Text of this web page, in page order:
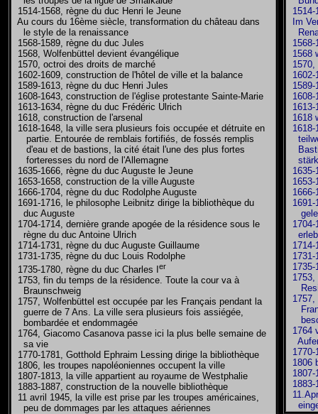
1514-1568, règne du duc Henri le Jeune
Au cours du 16ème siècle, transformation du château dans
le style de la renaissance
1568-1589, règne du duc Jules
1568, Wolfenbüttel devient évangélique
1570, octroi des droits de marché
1602-1609, construction de l'hôtel de ville et la balance
1589-1613, règne du duc Henri Jules
1608-1643, construction de l'église protestante Sainte-Marie
1613-1634, règne du duc Frédéric Ulrich
1618, construction de l'arsenal
1618-1648, la ville sera plusieurs fois occupée et détruite en
partie. Entourée de remblais fortifiés, de fossés remplis
d'eau et de bastions, la cité était l'une des plus fortes
forteresses du nord de l'Allemagne
1635-1666, règne du duc Auguste le Jeune
1653-1658, construction de la ville Auguste
1666-1704, règne du duc Rodolphe Auguste
1691-1716, le philosophe Leibnitz dirige la bibliothèque du
duc Auguste
1704-1714, dernière grande apogée de la résidence sous le
règne du duc Antoine Ulrich
1714-1731, règne du duc Auguste Guillaume
1731-1735, règne du duc Louis Rodolphe
1735-1780, règne du duc Charles Ier
1753, fin du temps de la résidence. Toute la cour va à
Braunschweig
1757, Wolfenbüttel est occupée par les Français pendant la
guerre de 7 Ans. La ville sera plusieurs fois assiégée,
bombardée et endommagée
1764, Giacomo Casanova passe ici la plus belle semaine de
sa vie
1770-1781, Gotthold Ephraim Lessing dirige la bibliothèque
1806, les troupes napoléoniennes occupent la ville
1807-1813, la ville appartient au royaume de Westphalie
1883-1887, construction de la nouvelle bibliothèque
11 avril 1945, la ville est prise par les troupes américaines,
peu de dommages par les attaques aériennes
1514-
Im
1568-
1568
1570,
1602-
1589-
1608-
1613-
1618
1618-
1635-
1653-
1666-
1691-
1704-
1714-
1731-
1735-
1753,
1757,
1764
1770-
1806
1807-
1883-